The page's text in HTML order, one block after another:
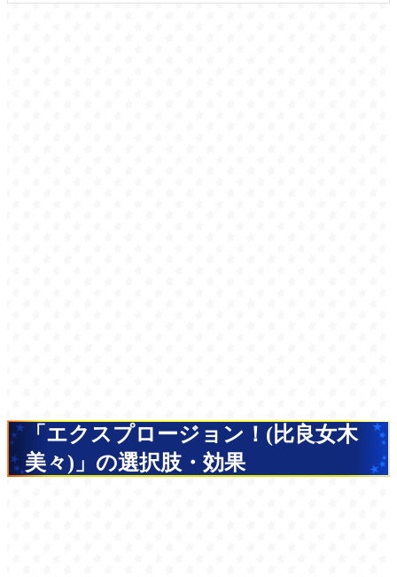
「エクスプロージョン！(比良女木
美々)」の選択肢・効果